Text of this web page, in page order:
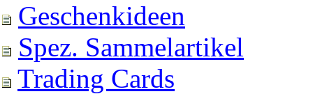
Geschenkideen
Spez. Sammelartikel
Trading Cards